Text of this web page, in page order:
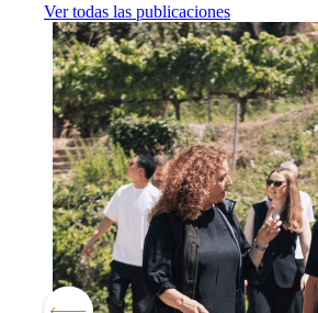
Ver todas las publicaciones